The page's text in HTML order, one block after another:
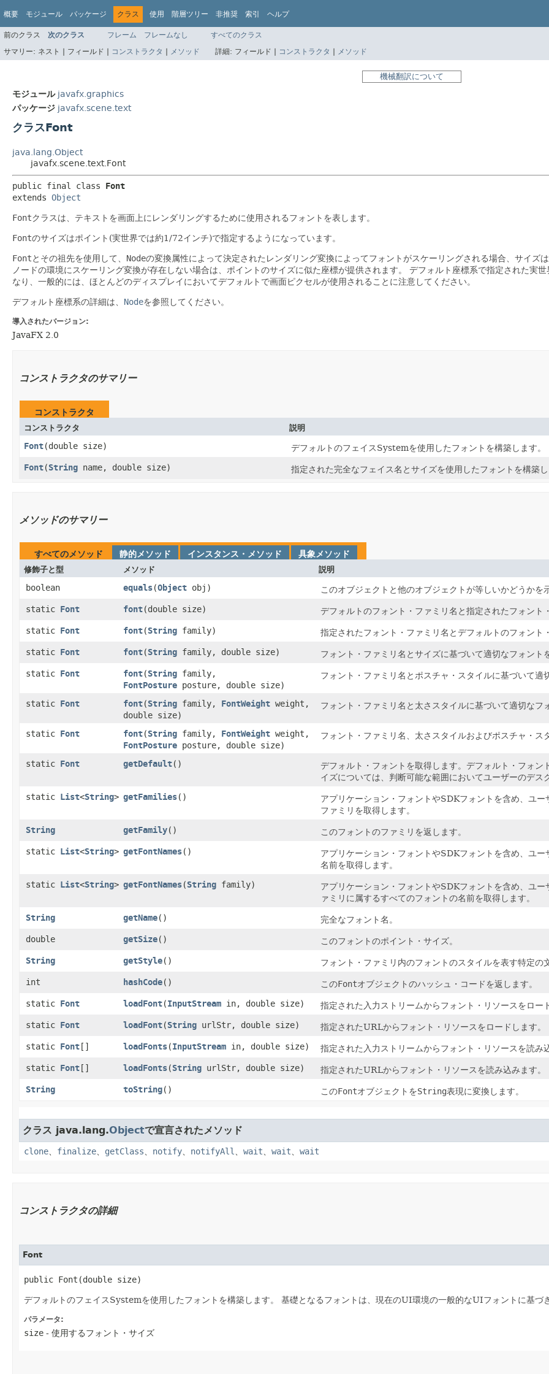
概要 モジュール パッケージ クラス 使用 階層ツリー 非推奨 索引 ヘルプ
前のクラス 次のクラス フレーム フレームなし
すべてのクラス
サマリー: ネスト | フィールド | コンストラクタ | メソッド 詳細: フィールド | コンストラクタ | メソッド
機械翻訳について
モジュール javafx.graphics
パッケージ javafx.scene.text
クラスFont
java.lang.Object
javafx.scene.text.Font
public final class Font
extends Object
Fontクラスは、テキストを画面上にレンダリングするために使用されるフォントを表します。
Fontのサイズはポイント(実世界では約1/72インチ)で指定するようになっています。
Fontとその祖先を使用して、 Nodeの変換属性によって決定されたレンダリング変換によってフォントがスケーリングされる場合、サイズ
ノードの環境にスケーリング変換が存在しない場合は、ポイントのサイズに似た座標が提供されます。
デフォルト座標系で指定された実
なり、一般的には、ほとんどのディスプレイにおいてデフォルトで画面ピクセルが使用されることに注意してください。
デフォルト座標系の詳細は、 Nodeを参照してください。
導入されたバージョン:
JavaFX 2.0
コンストラクタのサマリー
コンストラクタ
コンストラクタ 説明
Font​(double size) デフォルトのフェイスSystemを使用したフォントを構築します。
Font​(String name, double size) 指定された完全なフェイス名とサイズを使用したフォントを構築
メソッドのサマリー
すべてのメソッド 静的メソッド インスタンス・メソッド 具象メソッド
修飾子と型 メソッド 説明
boolean equals​(Object obj) このオブジェクトと他のオブジェクトが等しいかどうかを
static Font font​(double size) デフォルトのフォント・ファミリ名と指定されたフォン
static Font font​(String family) 指定されたフォント・ファミリ名とデフォルトのフォン
static Font font​(String family, double size) フォント・ファミリ名とサイズに基づいて適切なフォント
static Font font​(String family,
FontPosture posture, double size)
フォント・ファミリ名とポスチャ・スタイルに基づいて適
static Font font​(String family, FontWeight weight,
double size)
フォント・ファミリ名と太さスタイルに基づいて適切なフ
static Font font​(String family, FontWeight weight,
FontPosture posture, double size)
フォント・ファミリ名、太さスタイルおよびポスチャ・
static Font getDefault()
デフォルト・フォントを取得します。デフォルト・フォ
イズについては、判断可能な範囲においてユーザーのデ
static List<String> getFamilies()
アプリケーション・フォントやSDKフォントを含め、ユ
ファミリを取得します。
String getFamily() このフォントのファミリを返します。
static List<String> getFontNames()
アプリケーション・フォントやSDKフォントを含め、ユ
名前を取得します。
static List<String> getFontNames​(String family)
アプリケーション・フォントやSDKフォントを含め、ユ
ァミリに属するすべてのフォントの名前を取得します。
String getName() 完全なフォント名。
double getSize() このフォントのポイント・サイズ。
String getStyle() フォント・ファミリ内のフォントのスタイルを表す特定の
int hashCode() このFontオブジェクトのハッシュ・コードを返します。
static Font loadFont​(InputStream in, double size) 指定された入力ストリームからフォント・リソースをロー
static Font loadFont​(String urlStr, double size) 指定されたURLからフォント・リソースをロードします。
static Font [] loadFonts​(InputStream in, double size) 指定された入力ストリームからフォント・リソースを読み
static Font [] loadFonts​(String urlStr, double size) 指定されたURLからフォント・リソースを読み込みます。
String toString() このFontオブジェクトをString表現に変換します。
クラス java.lang.Objectで宣言されたメソッド
clone、 finalize、 getClass、 notify、 notifyAll、 wait、 wait、 wait
コンストラクタの詳細
Font
public Font​(double size)
デフォルトのフェイスSystemを使用したフォントを構築します。 基礎となるフォントは、現在のUI環境の一般的なUIフォントに基づ
パラメータ:
size - 使用するフォント・サイズ